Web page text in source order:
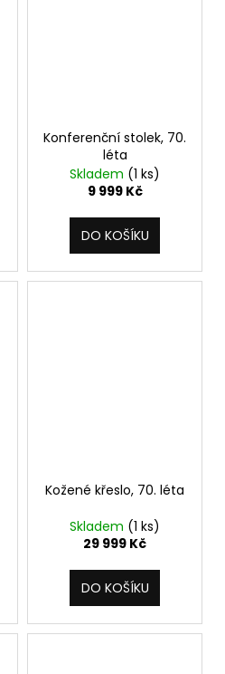
Konferenční stolek, 70.
léta
Skladem (1 ks)
9 999 Kč
DO KOŠÍKU
Kožené křeslo, 70. léta
Skladem (1 ks)
29 999 Kč
DO KOŠÍKU